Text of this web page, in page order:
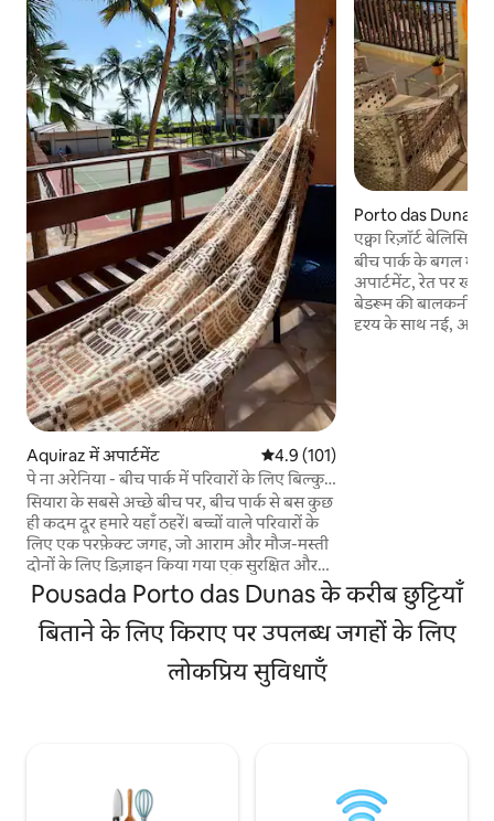
Aquiraz में अपार्टमेंट औसत रेटिंग 5 में से 4.9, 101 समीक्षाएँ
4.9 (101)
पे ना अरेनिया - बीच पार्क में परिवारों के लिए बिल्कुल
सही
सियारा के सबसे अच्छे बीच पर, बीच पार्क से बस कुछ
ही कदम दूर हमारे यहाँ ठहरें। बच्चों वाले परिवारों के
लिए एक परफ़ेक्ट जगह, जो आराम और मौज-मस्ती
दोनों के लिए डिज़ाइन किया गया एक सुरक्षित और
आरामदायक माहौल ऑफ़र करती है, साथ ही यहाँ
ऐसी सुविधाएँ मौजूद हैं, जो माता-पिता के लिए मन
की शांति और छोटे बच्चों के लिए यादगार पल
सुनिश्चित करती हैं। यह जगह बिलकुल रेत पर है और
यहाँ सबकुछ आस-पास ही मौजूद है, इसलिए यह
शानदार यादों से भरी, बेफ़िक्र और सुविधाजनक
Porto das Dunas में
एक्वा रिज़ॉर्ट
के बगल में
बीच पार्क के बगल में
अपार्टमेंट, रेत पर खड़े
बेडरूम की बालकनी से
दृश्य के साथ नई, अच्छी
Pousada Porto das Dunas के करीब छुट्टियाँ
बिताने के लिए किराए पर उपलब्ध जगहों के लिए
लोकप्रिय सुविधाएँ